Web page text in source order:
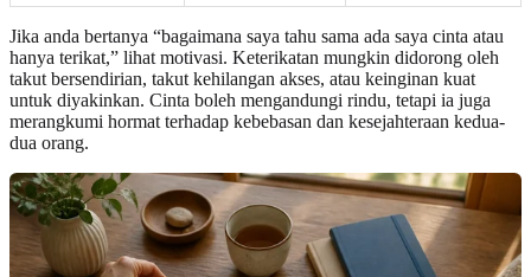
Jika anda bertanya “bagaimana saya tahu sama ada saya cinta atau
hanya terikat,” lihat motivasi. Keterikatan mungkin didorong oleh
takut bersendirian, takut kehilangan akses, atau keinginan kuat
untuk diyakinkan. Cinta boleh mengandungi rindu, tetapi ia juga
merangkumi hormat terhadap kebebasan dan kesejahteraan kedua-
dua orang.